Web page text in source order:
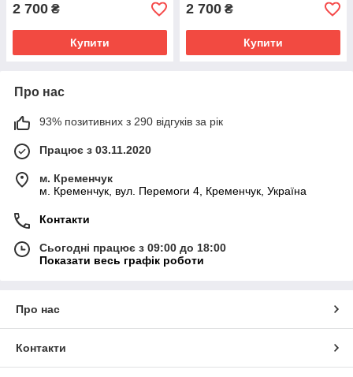
2 700 ₴
Купити
2 700 ₴
Купити
Про нас
93% позитивних з 290 відгуків за рік
Працює з 03.11.2020
м. Кременчук
м. Кременчук, вул. Перемоги 4, Кременчук, Україна
Контакти
Сьогодні працює з 09:00 до 18:00
Показати весь графік роботи
Про нас
Контакти